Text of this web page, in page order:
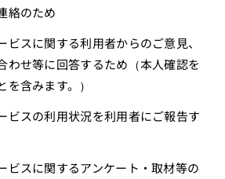
絡のため
ビスに関する利用者からのご意見、
わせ等に回答するため（本人確認を
を含みます。）
ビスの利用状況を利用者にご報告す
ビスに関するアンケート・取材等の